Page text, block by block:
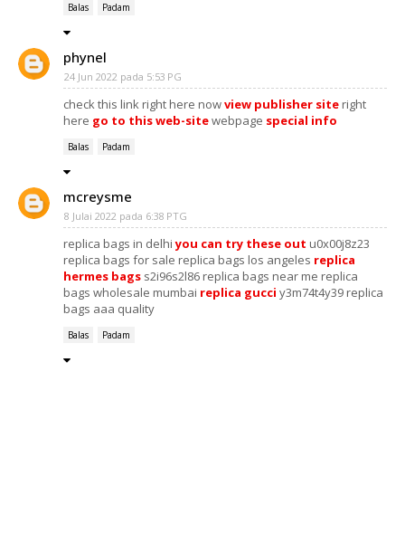
Balas Padam
phynel
24 Jun 2022 pada 5:53 PG
check this link right here nowview publisher site right
here go to this web-sitewebpage special info
Balas Padam
mcreysme
8 Julai 2022 pada 6:38 PTG
replica bags in delhiyou can try these out u0x00j8z23
replica bags for sale replica bags los angeles replica
hermes bags s2i96s2l86 replica bags near me replica
bags wholesale mumbai replica gucci y3m74t4y39 replica
bags aaa quality
Balas Padam